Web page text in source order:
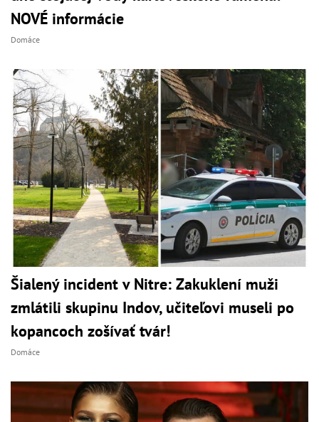
NOVÉ informácie
Domáce
Šialený incident v Nitre: Zakuklení muži
zmlátili skupinu Indov, učiteľovi museli po
kopancoch zošívať tvár!
Domáce